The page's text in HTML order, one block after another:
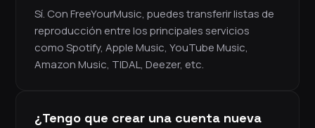
Sí. Con FreeYourMusic, puedes transferir listas de
reproducción entre los principales servicios
como Spotify, Apple Music, YouTube Music,
Amazon Music, TIDAL, Deezer, etc.
¿Tengo que crear una cuenta nueva